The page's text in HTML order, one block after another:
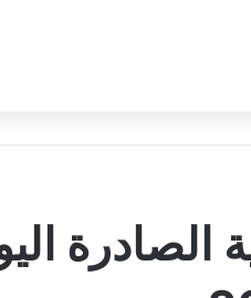
الصادرة